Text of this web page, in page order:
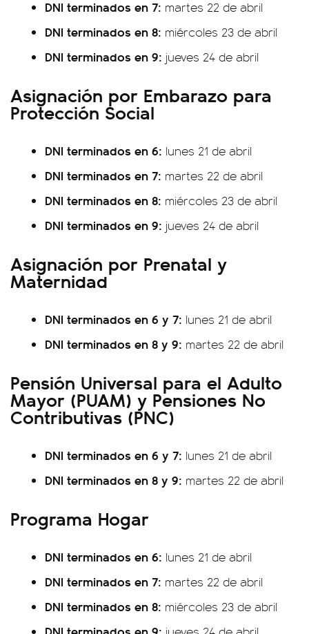
DNI terminados en 7: martes 22 de abril
DNI terminados en 8: miércoles 23 de abril
DNI terminados en 9: jueves 24 de abril
Asignación por Embarazo para
Protección Social
DNI terminados en 6: lunes 21 de abril
DNI terminados en 7: martes 22 de abril
DNI terminados en 8: miércoles 23 de abril
DNI terminados en 9: jueves 24 de abril
Asignación por Prenatal y
Maternidad
DNI terminados en 6 y 7: lunes 21 de abril
DNI terminados en 8 y 9: martes 22 de abril
Pensión Universal para el Adulto
Mayor (PUAM) y Pensiones No
Contributivas (PNC)
DNI terminados en 6 y 7: lunes 21 de abril
DNI terminados en 8 y 9: martes 22 de abril
Programa Hogar
DNI terminados en 6: lunes 21 de abril
DNI terminados en 7: martes 22 de abril
DNI terminados en 8: miércoles 23 de abril